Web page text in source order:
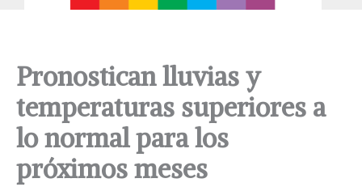
Pronostican lluvias y
temperaturas superiores a
lo normal para los
próximos meses